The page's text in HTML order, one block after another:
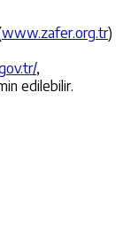
www.zafer.org.tr)
,
edilebilir.